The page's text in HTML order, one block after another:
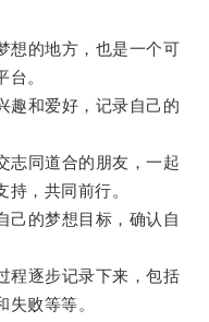
的地方，也是一个可
。
和爱好，记录自己的
同道合的朋友，一起
，共同前行。
的梦想目标，确认自
逐步记录下来，包括
败等等。